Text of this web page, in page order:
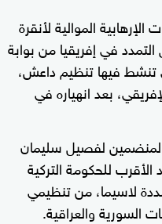
الموالية لأنقرة
في إفريقيا من بوابة
تنشط فيها تنظيم داعش،
بعد انهياره في
لفصيل سليمان
للحكومة التركية
لاسيما، من تنظيمي
والعراقية.